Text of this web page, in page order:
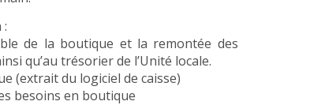
de la boutique et la remontée des
qu’au trésorier de l’Unité locale.
(extrait du logiciel de caisse)
besoins en boutique